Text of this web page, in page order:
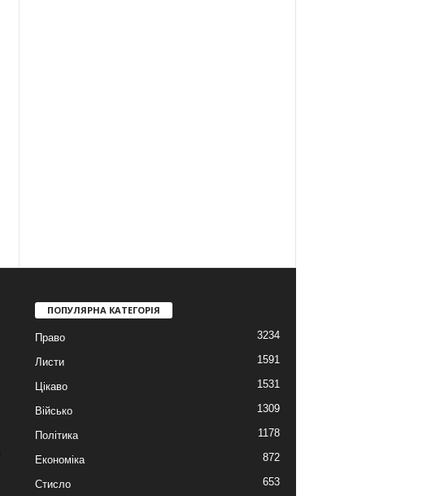
ПОПУЛЯРНА КАТЕГОРІЯ
Право 3234
Листи 1591
Цікаво 1531
Військо 1309
Політика 1178
Економіка 872
Стисло 653